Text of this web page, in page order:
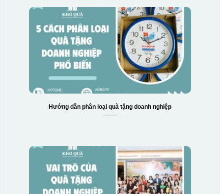
Hướng dẫn phân loại quà tặng doanh nghiệp